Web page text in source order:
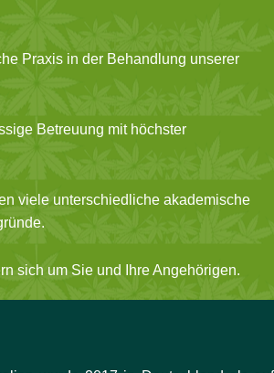
Praxis in der Behandlung unserer
Betreuung mit höchster
viele unterschiedliche akademische
sich um Sie und Ihre Angehörigen.